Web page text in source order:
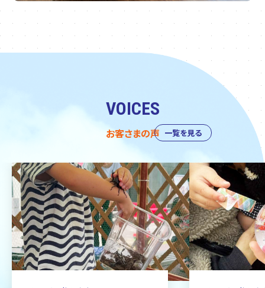
VOICES
お客さまの声 一覧を見る